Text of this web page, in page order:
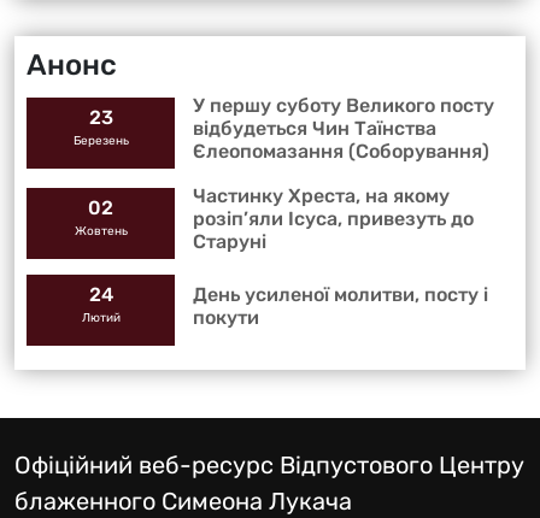
Анонс
23
Березень
У першу суботу Великого посту
відбудеться Чин Таїнства
Єлеопомазання (Соборування)
02
Жовтень
Частинку Хреста, на якому
розіп’яли Ісуса, привезуть до
Старуні
24
Лютий
День усиленої молитви, посту і
покути
Офіційний веб-ресурс Відпустового Центру
блаженного Симеона Лукача